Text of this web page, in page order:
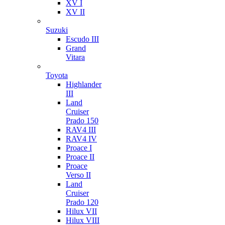
XV I
XV II
Suzuki
Escudo III
Grand
Vitara
Toyota
Highlander
III
Land
Cruiser
Prado 150
RAV4 III
RAV4 IV
Proace I
Proace II
Proace
Verso II
Land
Cruiser
Prado 120
Hilux VII
Hilux VIII